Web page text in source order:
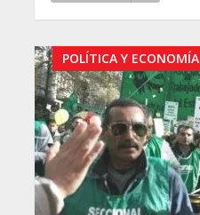
POLÍTICA Y ECONOMÍA